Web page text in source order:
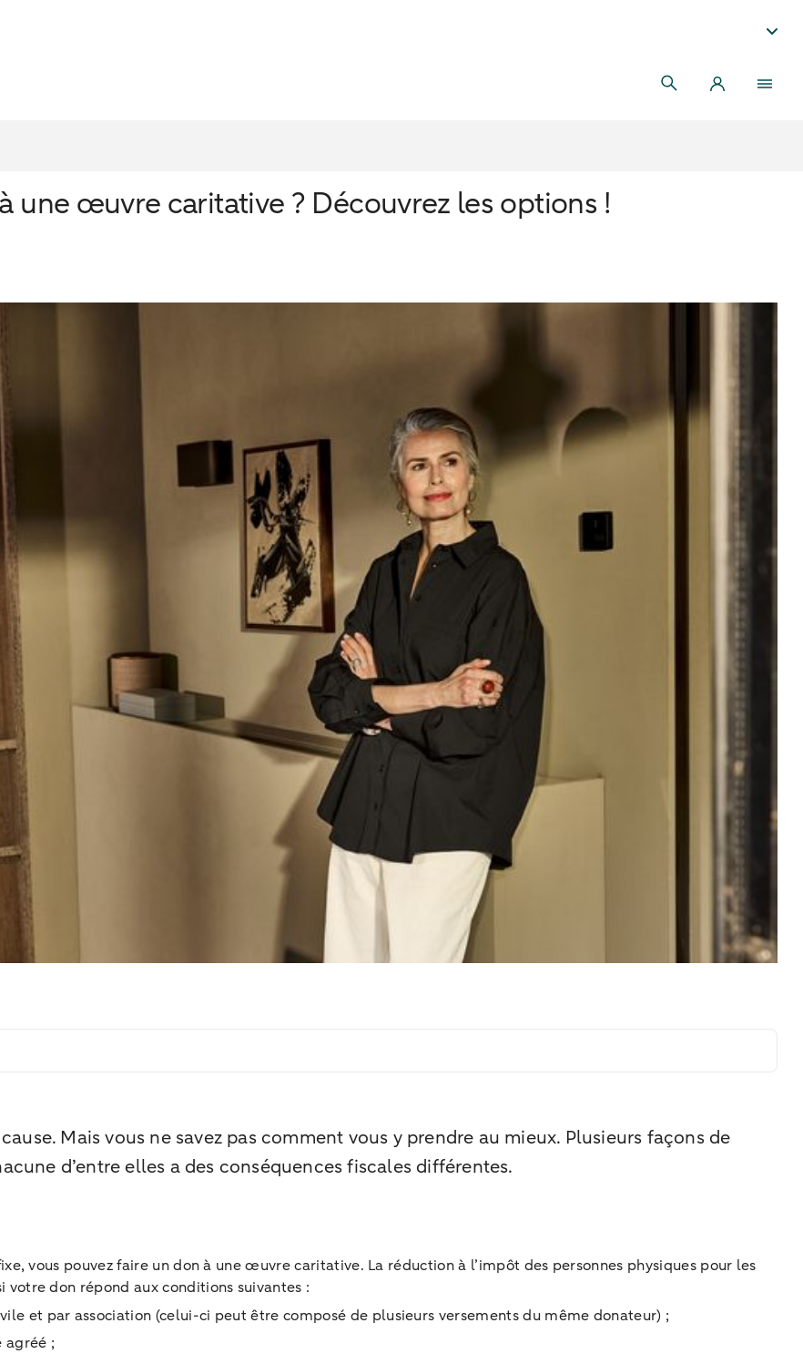
une œuvre caritative ? Découvrez les options !
Mais vous ne savez pas comment vous y prendre au mieux. Plusieurs façons de
d’entre elles a des conséquences fiscales différentes.
vous pouvez faire un don à une œuvre caritative. La réduction à l’impôt des personnes physiques pour les
votre don répond aux conditions suivantes :
et par association (celui-ci peut être composé de plusieurs versements du même donateur) ;
agréé ;